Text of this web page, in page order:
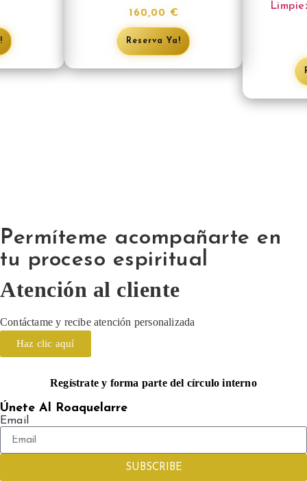
160,00 €
Reserva Ya!
Permíteme acompañarte en
tu proceso espiritual
Atención al cliente
Contáctame y recibe atención personalizada
Haz clic aquí
Regístrate y forma parte del círculo interno
Únete Al Roaquelarre
Email
SUBSCRIBE